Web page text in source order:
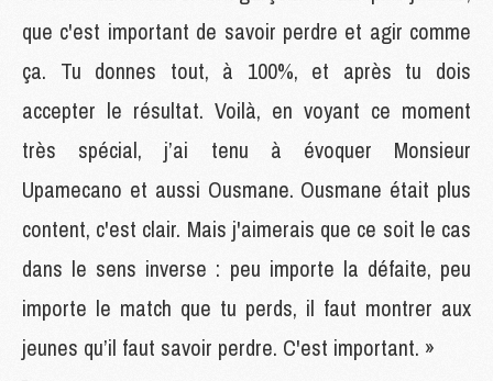
que c'est important de savoir perdre et agir comme
ça. Tu donnes tout, à 100%, et après tu dois
accepter le résultat. Voilà, en voyant ce moment
très spécial, j’ai tenu à évoquer Monsieur
Upamecano et aussi Ousmane. Ousmane était plus
content, c'est clair. Mais j'aimerais que ce soit le cas
dans le sens inverse : peu importe la défaite, peu
importe le match que tu perds, il faut montrer aux
jeunes qu’il faut savoir perdre. C'est important. »